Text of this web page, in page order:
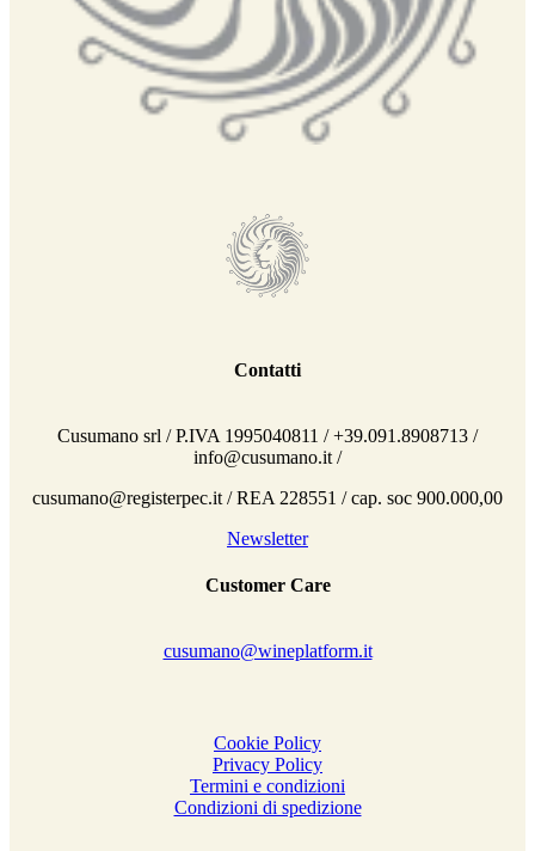
Contatti
Cusumano srl / P.IVA 1995040811 / +39.091.8908713 /
info@cusumano.it /
cusumano@registerpec.it / REA 228551 / cap. soc 900.000,00
Newsletter
Customer Care
cusumano@wineplatform.it
Cookie Policy
Privacy Policy
Termini e condizioni
Condizioni di spedizione